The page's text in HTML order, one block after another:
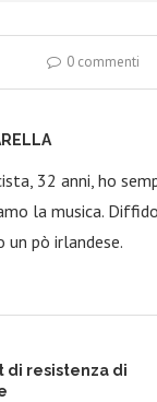
0 commenti
32 anni, ho
la musica.
un pò irlandese.
di resistenza di